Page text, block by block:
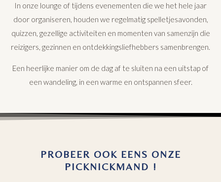
In onze lounge of tijdens evenementen die we het hele jaar
door organiseren, houden we regelmatig spelletjesavonden,
quizzen, gezellige activiteiten en momenten van samenzijn die
reizigers, gezinnen en ontdekkingsliefhebbers samenbrengen.
Een heerlijke manier om de dag af te sluiten na een uitstap of
een wandeling, in een warme en ontspannen sfeer.
PROBEER OOK EENS ONZE
PICKNICKMAND !